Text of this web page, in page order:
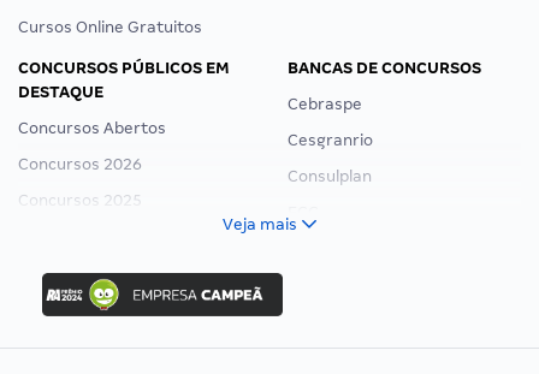
Cursos Online Gratuitos
CONCURSOS PÚBLICOS EM
DESTAQUE
Concursos Abertos
Concursos 2026
Concursos 2025
Concurso Ibama
Concurso MPU
Editais publicados
BANCAS DE CONCURSOS
Cebraspe
Cesgranrio
Consulplan
Veja mais